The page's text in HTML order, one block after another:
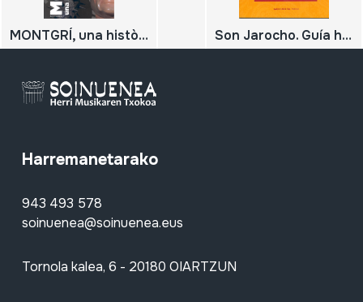
MONTGRÍ, una història de gegants. Història de la imatgeria afestiva de Torroella de Montgrí; Son Jarocho. Guía histórico-musical;
Harremanetarako
943 493 578
soinuenea@soinuenea.eus
Tornola kalea, 6 - 20180 OIARTZUN